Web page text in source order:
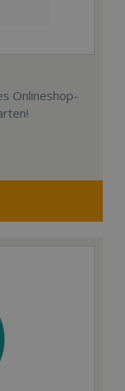
Onlineshop-